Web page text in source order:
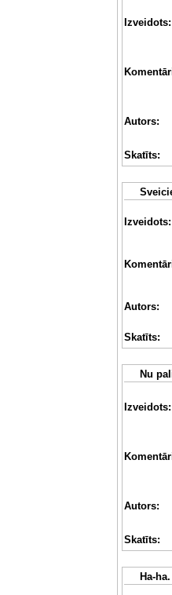
Izveidots:
Autors:
Skatīts:
Izveidots:
Autors:
Skatīts:
Nu
Izveidots:
Autors:
Skatīts:
Ha-ha.